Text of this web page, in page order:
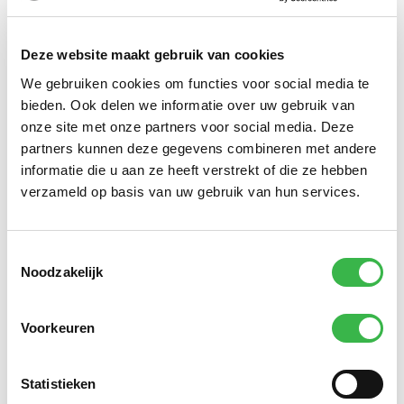
Deze website maakt gebruik van cookies
We gebruiken cookies om functies voor social media te
bieden. Ook delen we informatie over uw gebruik van
onze site met onze partners voor social media. Deze
partners kunnen deze gegevens combineren met andere
informatie die u aan ze heeft verstrekt of die ze hebben
verzameld op basis van uw gebruik van hun services.
Noodzakelijk
Voorkeuren
Statistieken
Informatie van omliggende panden is door middel van
of het gaat om risico objecten of niet. Om risicovolle
panden in de regio direct op de kaart te tonen is per
regio een eigen classificatie in te voeren. Dit kan
bijvoorbeeld een brandrisicoprofiel zijn op pandniveau.
Daardoor is het voor de operationeel functionaris
direct inzichtelijk wel risicopanden er in de nabijheid
klik op de kaart. Het aangeklikte object wordt
Voor veiligheidsregio Haaglanden bijvoorbeeld
kunnen beschikken van bijna een half miljoen